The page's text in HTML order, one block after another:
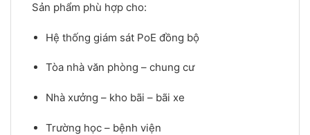
Sản phẩm phù hợp cho:
Hệ thống giám sát PoE đồng bộ
Tòa nhà văn phòng – chung cư
Nhà xưởng – kho bãi – bãi xe
Trường học – bệnh viện